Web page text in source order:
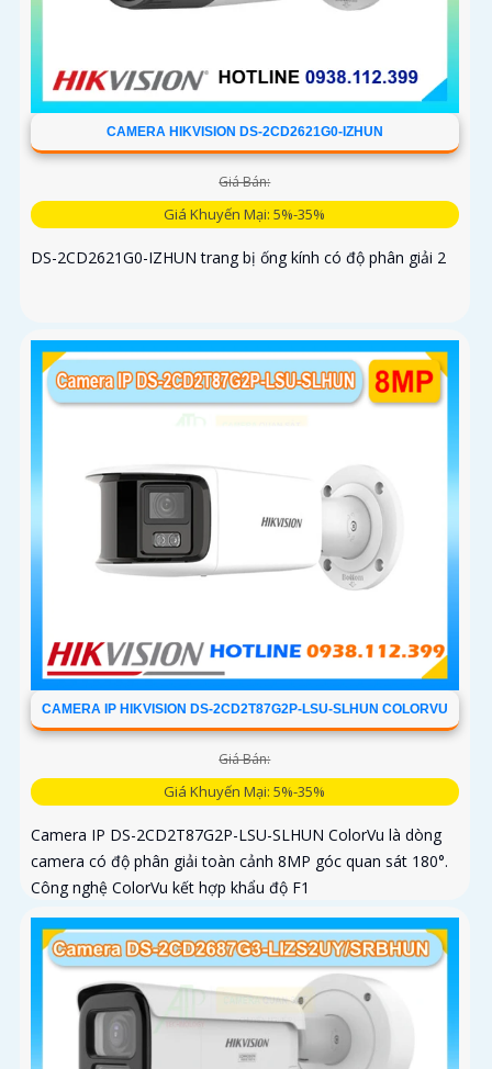
CAMERA HIKVISION DS-2CD2621G0-IZHUN
Giá Bán:
Giá Khuyến Mại: 5%-35%
DS-2CD2621G0-IZHUN trang bị ống kính có độ phân giải 2
CAMERA IP HIKVISION DS-2CD2T87G2P-LSU-SLHUN COLORVU
Giá Bán:
Giá Khuyến Mại: 5%-35%
Camera IP DS-2CD2T87G2P-LSU-SLHUN ColorVu là dòng
camera có độ phân giải toàn cảnh 8MP góc quan sát 180°.
Công nghệ ColorVu kết hợp khẩu độ F1